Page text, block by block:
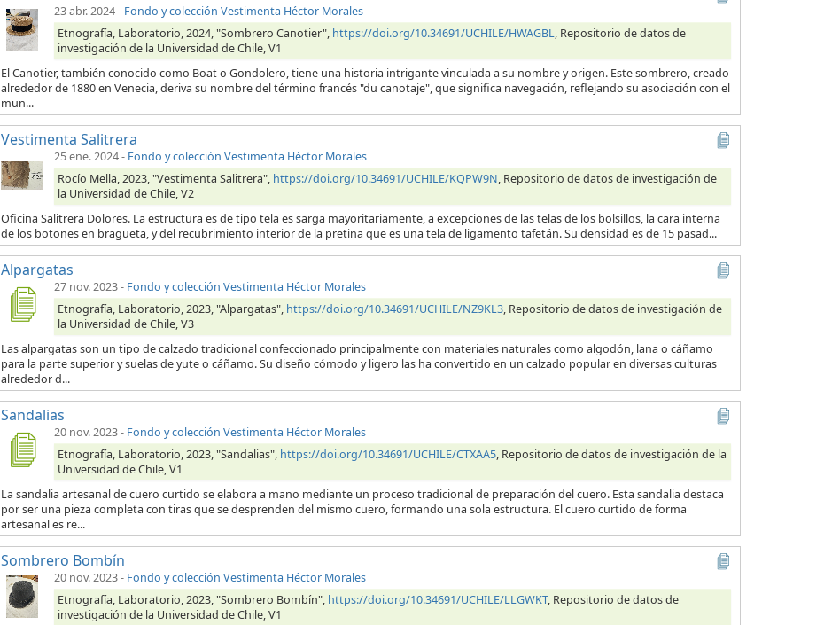
23 abr. 2024- Fondo y colección Vestimenta Héctor Morales
Etnografía, Laboratorio, 2024, "Sombrero Canotier", https://doi.org/10.34691/UCHILE/HWAGBL, Repositorio de datos de
investigación de la Universidad de Chile, V1
El Canotier, también conocido como Boat o Gondolero, tiene una historia intrigante vinculada a su nombre y origen. Este sombrero, creado
alrededor de 1880 en Venecia, deriva su nombre del término francés "du canotaje", que significa navegación, reflejando su asociación con el
mun...
Vestimenta Salitrera
25 ene. 2024- Fondo y colección Vestimenta Héctor Morales
Rocío Mella, 2023, "Vestimenta Salitrera", https://doi.org/10.34691/UCHILE/KQPW9N, Repositorio de datos de investigación de
la Universidad de Chile, V2
Oficina Salitrera Dolores. La estructura es de tipo tela es sarga mayoritariamente, a excepciones de las telas de los bolsillos, la cara interna
de los botones en bragueta, y del recubrimiento interior de la pretina que es una tela de ligamento tafetán. Su densidad es de 15 pasad...
Alpargatas
27 nov. 2023- Fondo y colección Vestimenta Héctor Morales
Etnografía, Laboratorio, 2023, "Alpargatas", https://doi.org/10.34691/UCHILE/NZ9KL3, Repositorio de datos de investigación de
la Universidad de Chile, V3
Las alpargatas son un tipo de calzado tradicional confeccionado principalmente con materiales naturales como algodón, lana o cáñamo
para la parte superior y suelas de yute o cáñamo. Su diseño cómodo y ligero las ha convertido en un calzado popular en diversas culturas
alrededor d...
Sandalias
20 nov. 2023- Fondo y colección Vestimenta Héctor Morales
Etnografía, Laboratorio, 2023, "Sandalias", https://doi.org/10.34691/UCHILE/CTXAA5, Repositorio de datos de investigación de la
Universidad de Chile, V1
La sandalia artesanal de cuero curtido se elabora a mano mediante un proceso tradicional de preparación del cuero. Esta sandalia destaca
por ser una pieza completa con tiras que se desprenden del mismo cuero, formando una sola estructura. El cuero curtido de forma
artesanal es re...
Sombrero Bombín
20 nov. 2023- Fondo y colección Vestimenta Héctor Morales
Etnografía, Laboratorio, 2023, "Sombrero Bombín", https://doi.org/10.34691/UCHILE/LLGWKT, Repositorio de datos de
investigación de la Universidad de Chile, V1